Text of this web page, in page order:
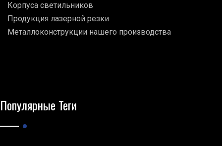
Корпуса светильников
Продукция лазерной резки
Металлоконструкции нашего производства
Популярные Теги